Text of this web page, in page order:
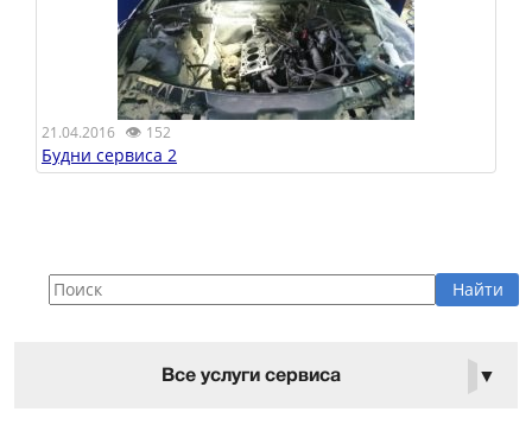
21.04.2016 👁 152
Будни сервиса 2
Все услуги сервиса ▼